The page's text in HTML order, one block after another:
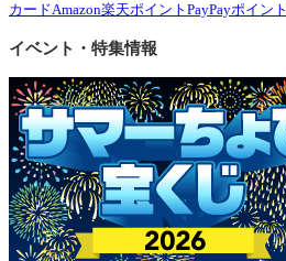
カードAmazon楽天ポイント PayPayポイント
イベント・特集情報